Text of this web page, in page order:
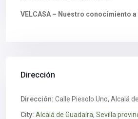
VELCASA – Nuestro conocimiento
Dirección
Dirección: Calle Piesolo Uno, Alcalá
City: Alcalá de Guadaíra, Sevilla